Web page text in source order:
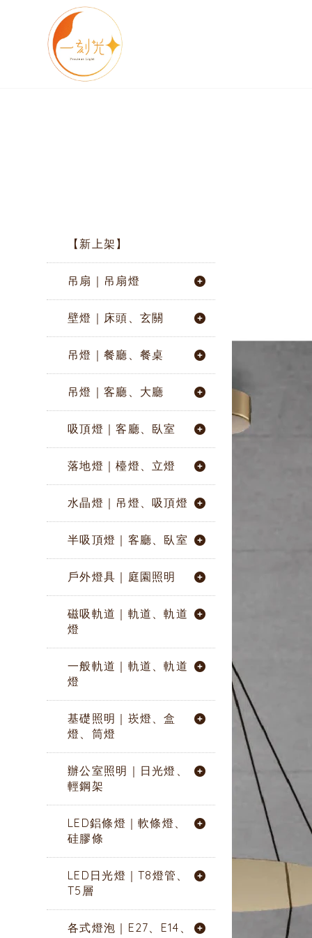
【新上架】
吊扇｜吊扇燈
壁燈｜床頭、玄關
吊燈｜餐廳、餐桌
吊燈｜客廳、大廳
吸頂燈｜客廳、臥室
落地燈｜檯燈、立燈
水晶燈｜吊燈、吸頂燈
半吸頂燈｜客廳、臥室
戶外燈具｜庭園照明
磁吸軌道｜軌道、軌道
燈
一般軌道｜軌道、軌道
燈
基礎照明｜崁燈、盒
燈、筒燈
辦公室照明｜日光燈、
輕鋼架
LED鋁條燈｜軟條燈、
硅膠條
LED日光燈｜T8燈管、
T5層
各式燈泡｜E27、E14、